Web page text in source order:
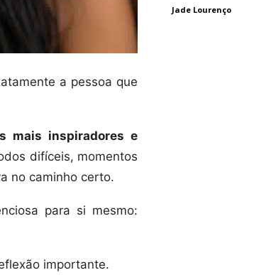
a pessoa que
mais inspiradores e
difíceis, momentos
no caminho certo.
para si mesmo:
importante.
Jade Lourenço